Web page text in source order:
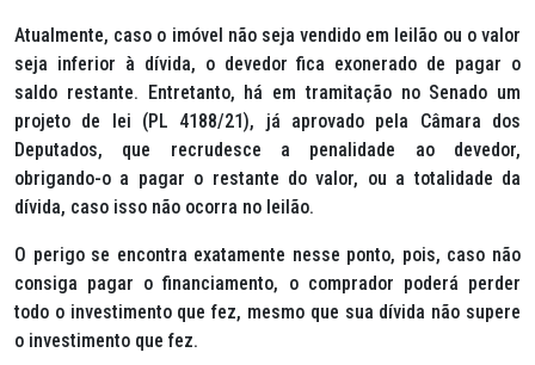
Atualmente, caso o imóvel não seja vendido em leilão ou o valor
seja inferior à dívida, o devedor fica exonerado de pagar o
saldo restante. Entretanto, há em tramitação no Senado um
projeto de lei (PL 4188/21), já aprovado pela Câmara dos
Deputados, que recrudesce a penalidade ao devedor,
obrigando-o a pagar o restante do valor, ou a totalidade da
dívida, caso isso não ocorra no leilão.
O perigo se encontra exatamente nesse ponto, pois, caso não
consiga pagar o financiamento, o comprador poderá perder
todo o investimento que fez, mesmo que sua dívida não supere
o investimento que fez.